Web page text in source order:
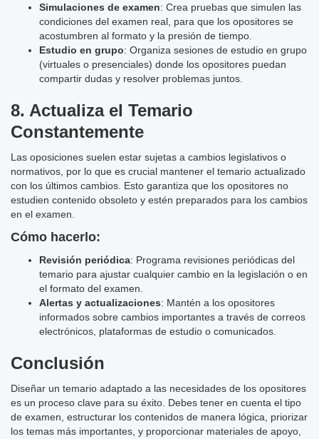
Simulaciones de examen: Crea pruebas que simulen las
condiciones del examen real, para que los opositores se
acostumbren al formato y la presión de tiempo.
Estudio en grupo: Organiza sesiones de estudio en grupo
(virtuales o presenciales) donde los opositores puedan
compartir dudas y resolver problemas juntos.
8. Actualiza el Temario
Constantemente
Las oposiciones suelen estar sujetas a cambios legislativos o
normativos, por lo que es crucial mantener el temario actualizado
con los últimos cambios. Esto garantiza que los opositores no
estudien contenido obsoleto y estén preparados para los cambios
en el examen.
Cómo hacerlo:
Revisión periódica: Programa revisiones periódicas del
temario para ajustar cualquier cambio en la legislación o en
el formato del examen.
Alertas y actualizaciones: Mantén a los opositores
informados sobre cambios importantes a través de correos
electrónicos, plataformas de estudio o comunicados.
Conclusión
Diseñar un temario adaptado a las necesidades de los opositores
es un proceso clave para su éxito. Debes tener en cuenta el tipo
de examen, estructurar los contenidos de manera lógica, priorizar
los temas más importantes, y proporcionar materiales de apoyo,